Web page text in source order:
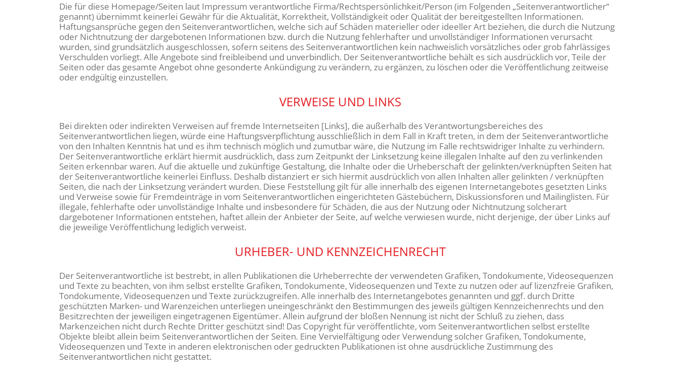
Die für diese Homepage/Seiten laut Impressum verantwortliche Firma/Rechtspersönlichkeit/Person (im Folgenden „Seitenverantwortlicher“
genannt) übernimmt keinerlei Gewähr für die Aktualität, Korrektheit, Vollständigkeit oder Qualität der bereitgestellten Informationen.
Haftungsansprüche gegen den Seitenverantwortlichen, welche sich auf Schäden materieller oder ideeller Art beziehen, die durch die Nutzung
oder Nichtnutzung der dargebotenen Informationen bzw. durch die Nutzung fehlerhafter und unvollständiger Informationen verursacht
wurden, sind grundsätzlich ausgeschlossen, sofern seitens des Seitenverantwortlichen kein nachweislich vorsätzliches oder grob fahrlässiges
Verschulden vorliegt. Alle Angebote sind freibleibend und unverbindlich. Der Seitenverantwortliche behält es sich ausdrücklich vor, Teile der
Seiten oder das gesamte Angebot ohne gesonderte Ankündigung zu verändern, zu ergänzen, zu löschen oder die Veröffentlichung zeitweise
oder endgültig einzustellen.
VERWEISE UND LINKS
Bei direkten oder indirekten Verweisen auf fremde Internetseiten [Links], die außerhalb des Verantwortungsbereiches des
Seitenverantwortlichen liegen, würde eine Haftungsverpflichtung ausschließlich in dem Fall in Kraft treten, in dem der Seitenverantwortliche
von den Inhalten Kenntnis hat und es ihm technisch möglich und zumutbar wäre, die Nutzung im Falle rechtswidriger Inhalte zu verhindern.
Der Seitenverantwortliche erklärt hiermit ausdrücklich, dass zum Zeitpunkt der Linksetzung keine illegalen Inhalte auf den zu verlinkenden
Seiten erkennbar waren. Auf die aktuelle und zukünftige Gestaltung, die Inhalte oder die Urheberschaft der gelinkten/verknüpften Seiten hat
der Seitenverantwortliche keinerlei Einfluss. Deshalb distanziert er sich hiermit ausdrücklich von allen Inhalten aller gelinkten / verknüpften
Seiten, die nach der Linksetzung verändert wurden. Diese Feststellung gilt für alle innerhalb des eigenen Internetangebotes gesetzten Links
und Verweise sowie für Fremdeinträge in vom Seitenverantwortlichen eingerichteten Gästebüchern, Diskussionsforen und Mailinglisten. Für
illegale, fehlerhafte oder unvollständige Inhalte und insbesondere für Schäden, die aus der Nutzung oder Nichtnutzung solcherart
dargebotener Informationen entstehen, haftet allein der Anbieter der Seite, auf welche verwiesen wurde, nicht derjenige, der über Links auf
die jeweilige Veröffentlichung lediglich verweist.
URHEBER- UND KENNZEICHENRECHT
Der Seitenverantwortliche ist bestrebt, in allen Publikationen die Urheberrechte der verwendeten Grafiken, Tondokumente, Videosequenzen
und Texte zu beachten, von ihm selbst erstellte Grafiken, Tondokumente, Videosequenzen und Texte zu nutzen oder auf lizenzfreie Grafiken,
Tondokumente, Videosequenzen und Texte zurückzugreifen. Alle innerhalb des Internetangebotes genannten und ggf. durch Dritte
geschützten Marken- und Warenzeichen unterliegen uneingeschränkt den Bestimmungen des jeweils gültigen Kennzeichenrechts und den
Besitzrechten der jeweiligen eingetragenen Eigentümer. Allein aufgrund der bloßen Nennung ist nicht der Schluß zu ziehen, dass
Markenzeichen nicht durch Rechte Dritter geschützt sind! Das Copyright für veröffentlichte, vom Seitenverantwortlichen selbst erstellte
Objekte bleibt allein beim Seitenverantwortlichen der Seiten. Eine Vervielfältigung oder Verwendung solcher Grafiken, Tondokumente,
Videosequenzen und Texte in anderen elektronischen oder gedruckten Publikationen ist ohne ausdrückliche Zustimmung des
Seitenverantwortlichen nicht gestattet.